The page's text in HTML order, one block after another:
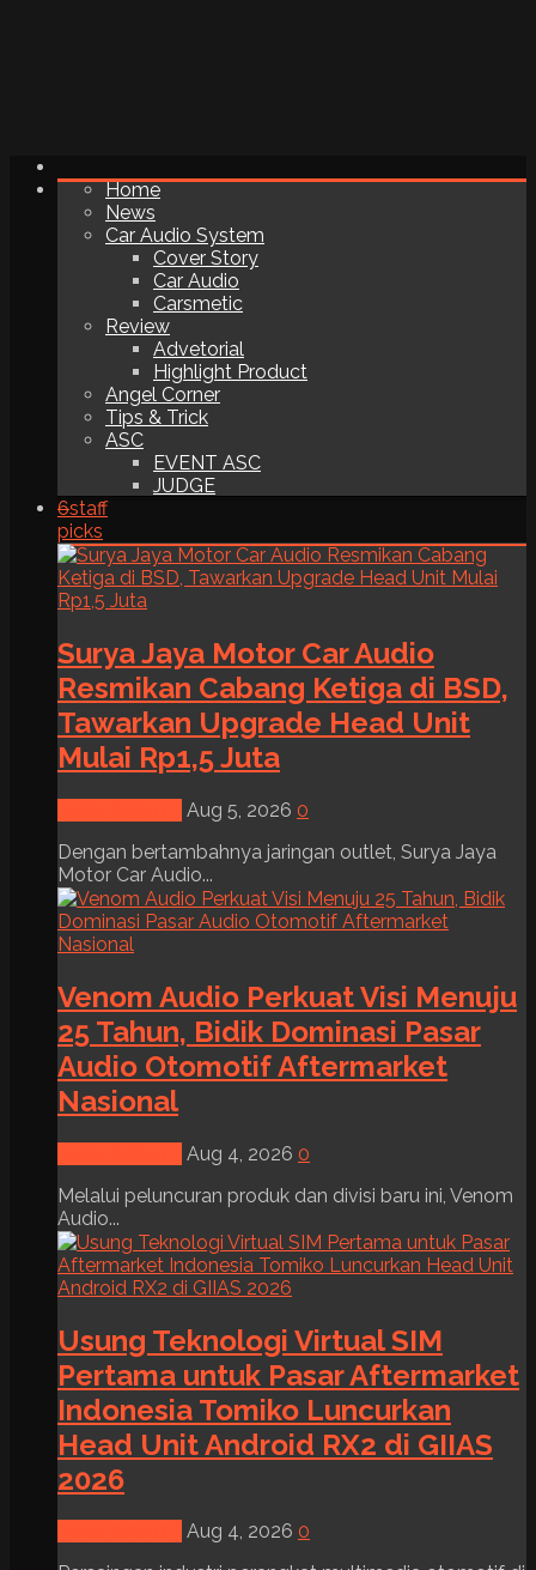
Home
News
Car Audio System
Cover Story
Car Audio
Carsmetic
Review
Advetorial
Highlight Product
Angel Corner
Tips & Trick
ASC
EVENT ASC
JUDGE
6staff
picks
Surya Jaya Motor Car Audio
Resmikan Cabang Ketiga di BSD,
Tawarkan Upgrade Head Unit
Mulai Rp1,5 Juta
Aug 5, 2026 0
Dengan bertambahnya jaringan outlet, Surya Jaya
Motor Car Audio...
Venom Audio Perkuat Visi Menuju
25 Tahun, Bidik Dominasi Pasar
Audio Otomotif Aftermarket
Nasional
Aug 4, 2026 0
Melalui peluncuran produk dan divisi baru ini, Venom
Audio...
Usung Teknologi Virtual SIM
Pertama untuk Pasar Aftermarket
Indonesia Tomiko Luncurkan
Head Unit Android RX2 di GIIAS
2026
Aug 4, 2026 0